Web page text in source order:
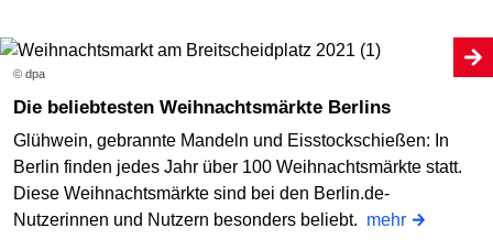
© dpa
Die beliebtesten Weihnachtsmärkte Berlins
Glühwein, gebrannte Mandeln und Eisstockschießen: In
Berlin finden jedes Jahr über 100 Weihnachtsmärkte statt.
Diese Weihnachtsmärkte sind bei den Berlin.de-
Nutzerinnen und Nutzern besonders beliebt. mehr